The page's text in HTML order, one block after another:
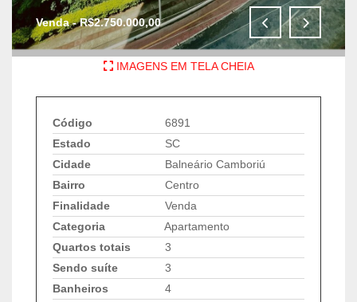
Venda - R$2.750.000,00
IMAGENS EM TELA CHEIA
Código
6891
Estado
SC
Cidade
Balneário Camboriú
Bairro
Centro
Finalidade
Venda
Categoria
Apartamento
Quartos totais
3
Sendo suíte
3
Banheiros
4